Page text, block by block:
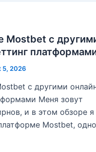
Mostbet с
5, 2026
с другими
Меня зовут
и в этом обзоре я
Mostbet,